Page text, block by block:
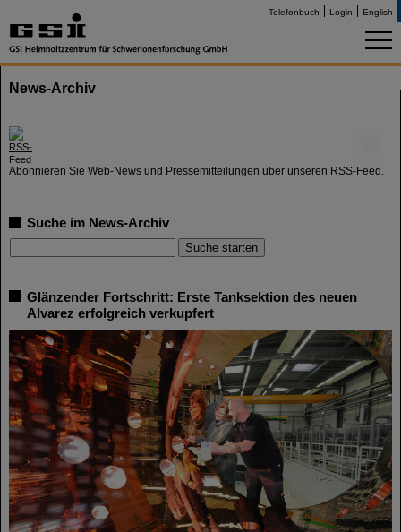
Telefonbuch Login English
News-Archiv
Abonnieren Sie Web-News und Pressemitteilungen über unseren RSS-Feed.
Suche im News-Archiv
Glänzender Fortschritt: Erste Tanksektion des neuen
Alvarez erfolgreich verkupfert